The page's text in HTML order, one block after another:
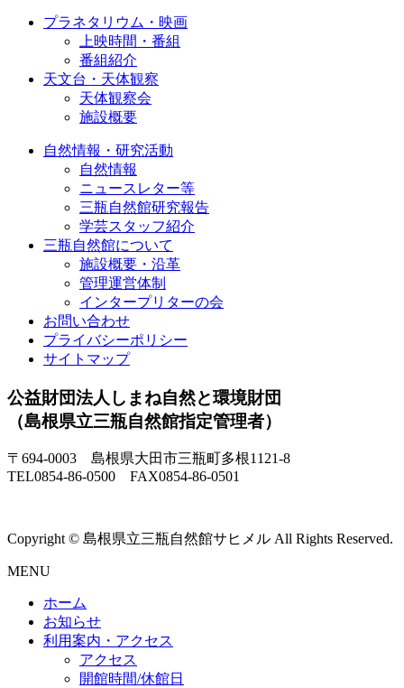
プラネタリウム・映画
上映時間・番組
番組紹介
天文台・天体観察
天体観察会
施設概要
自然情報・研究活動
自然情報
ニュースレター等
三瓶自然館研究報告
学芸スタッフ紹介
三瓶自然館について
施設概要・沿革
管理運営体制
インタープリターの会
お問い合わせ
プライバシーポリシー
サイトマップ
公益財団法人しまね自然と環境財団
（島根県立三瓶自然館指定管理者）
〒694-0003 島根県大田市三瓶町多根1121-8
TEL0854-86-0500 FAX0854-86-0501
Copyright © 島根県立三瓶自然館サヒメル All Rights Reserved.
MENU
ホーム
お知らせ
利用案内・アクセス
アクセス
開館時間/休館日